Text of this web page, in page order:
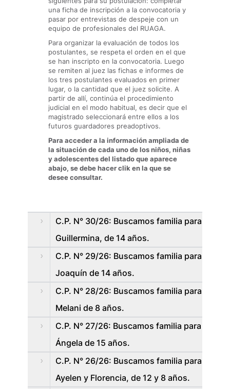
una ficha de inscripción a la convocatoria y
pasar por entrevistas de despeje con un
equipo de profesionales del RUAGA.
Para organizar la evaluación de todos los
postulantes, se respeta el orden en el que
se han inscripto en la convocatoria. Luego
se remiten al juez las fichas e informes de
los tres postulantes evaluados en primer
lugar, o la cantidad que el juez solicite. A
partir de allí, continúa el procedimiento
judicial en el modo habitual, es decir que el
magistrado seleccionará entre ellos a los
futuros guardadores preadoptivos.
Para acceder a la información ampliada de
la situación de cada uno de los niños, niñas
y adolescentes del listado que aparece
abajo, se debe hacer clik en la que se
desee consultar.
C.P. N° 30/26: Buscamos familia para
Guillermina, de 14 años.
C.P. N° 29/26: Buscamos familia para
Joaquín de 14 años.
C.P. N° 28/26: Buscamos familia para
Melani de 8 años.
C.P. N° 27/26: Buscamos familia para
Ángela de 15 años.
C.P. N° 26/26: Buscamos familia para
Ayelen y Florencia, de 12 y 8 años.